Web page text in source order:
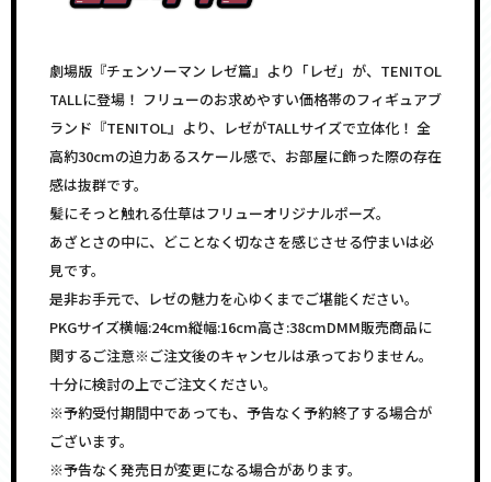
劇場版『チェンソーマン レゼ篇』より「レゼ」が、TENITOL
TALLに登場！ フリューのお求めやすい価格帯のフィギュアブ
ランド『TENITOL』より、レゼがTALLサイズで立体化！ 全
高約30cmの迫力あるスケール感で、お部屋に飾った際の存在
感は抜群です。
髪にそっと触れる仕草はフリューオリジナルポーズ。
あざとさの中に、どことなく切なさを感じさせる佇まいは必
見です。
是非お手元で、レゼの魅力を心ゆくまでご堪能ください。
PKGサイズ横幅:24cm縦幅:16cm高さ:38cmDMM販売商品に
関するご注意※ご注文後のキャンセルは承っておりません。
十分に検討の上でご注文ください。
※予約受付期間中であっても、予告なく予約終了する場合が
ございます。
※予告なく発売日が変更になる場合があります。